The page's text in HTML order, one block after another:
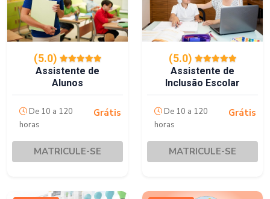
(5.0)
Assistente de
Alunos
De 10 a 120
horas
Grátis
MATRICULE-SE
(5.0)
Assistente de
Inclusão Escolar
De 10 a 120
horas
Grátis
MATRICULE-SE